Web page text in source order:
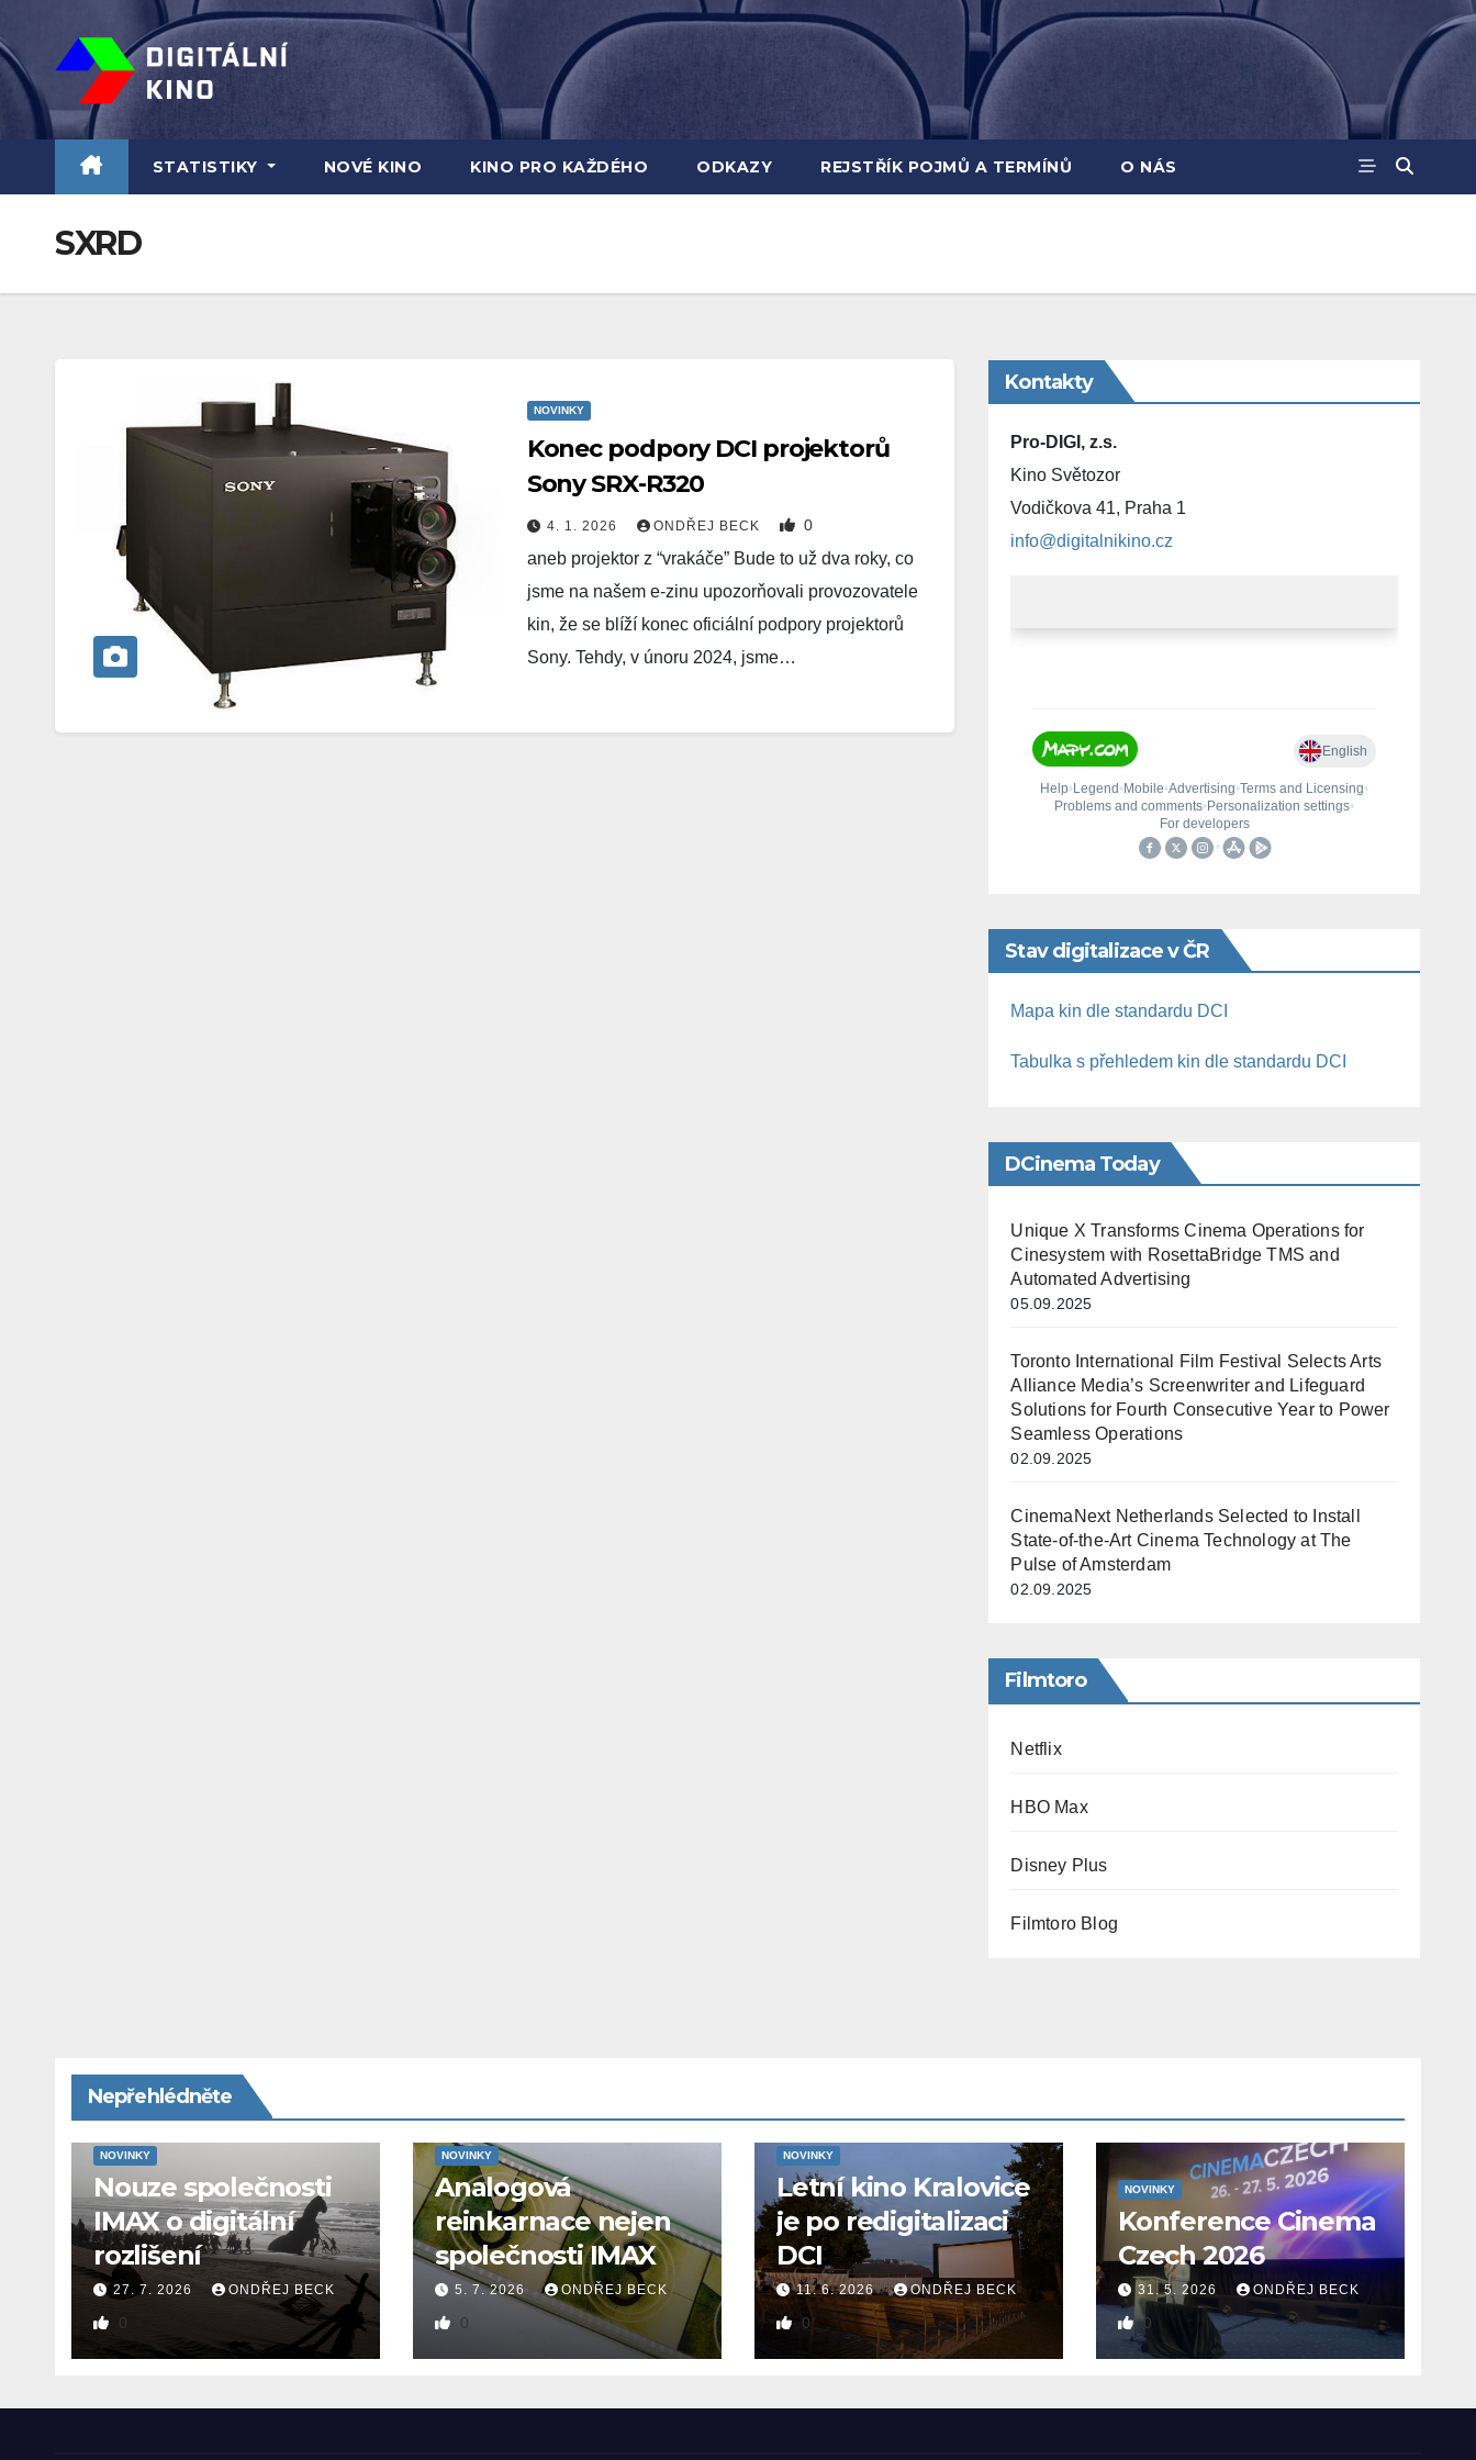
to
content
STATISTIKY NOVÉ KINO KINO PRO KAŽDÉHO ODKAZY REJSTŘÍK POJMŮ A TERMÍNŮ O NÁS
SXRD
NOVINKY
Konec podpory DCI projektorů
Sony SRX-R320
4. 1. 2026 ONDŘEJ BECK 0
aneb projektor z “vrakáče” Bude to už dva roky, co
jsme na našem e-zinu upozorňovali provozovatele
kin, že se blíží konec oficiální podpory projektorů
Sony. Tehdy, v únoru 2024, jsme…
Kontakty
Pro-DIGI, z.s.
Kino Světozor
Vodičkova 41, Praha 1
info@digitalnikino.cz
Stav digitalizace v ČR
Mapa kin dle standardu DCI
Tabulka s přehledem kin dle standardu DCI
DCinema Today
Unique X Transforms Cinema Operations for
Cinesystem with RosettaBridge TMS and
Automated Advertising
05.09.2025
Toronto International Film Festival Selects Arts
Alliance Media’s Screenwriter and Lifeguard
Solutions for Fourth Consecutive Year to Power
Seamless Operations
02.09.2025
CinemaNext Netherlands Selected to Install
State-of-the-Art Cinema Technology at The
Pulse of Amsterdam
02.09.2025
Filmtoro
Netflix
HBO Max
Disney Plus
Filmtoro Blog
Nepřehlédněte
NOVINKY
Nouze společnosti
IMAX o digitální
rozlišení
27. 7. 2026 ONDŘEJ BECK
0
NOVINKY
Analogová
reinkarnace nejen
společnosti IMAX
5. 7. 2026 ONDŘEJ BECK
0
NOVINKY
Letní kino Kralovice
je po redigitalizaci
DCI
11. 6. 2026 ONDŘEJ BECK
0
NOVINKY
Konference Cinema
Czech 2026
31. 5. 2026 ONDŘEJ BECK
0